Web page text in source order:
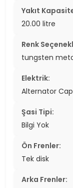
Yakıt
20.00 litre
Renk
tungsten
Elektrik:
Alternator
Şasi Tipi:
Bilgi Yok
Ön Frenler:
Tek disk
Arka Frenler: